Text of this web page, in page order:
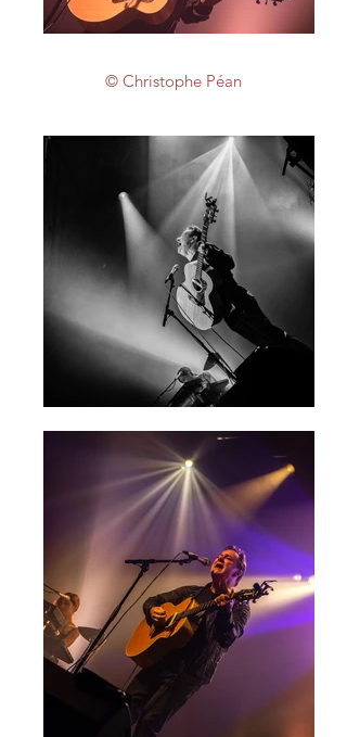
© Christophe Péan​